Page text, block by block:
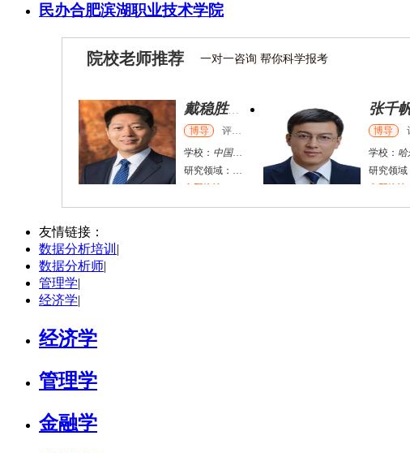
民办合肥滨湖职业技术学院
院校老师推荐 一对一咨询 帮你科学报考
张千帆 哈尔滨市
博导 评分：
学校： 哈尔滨工业大学
电气工程及自动化学院
研究领域： 电气工程，新能源汽车驱动和充电
立即咨询
何斌锋 苏州市
友情链接：
数据分析培训 |
数据分析师|
管理学|
经济学|
经济学
管理学
金融学